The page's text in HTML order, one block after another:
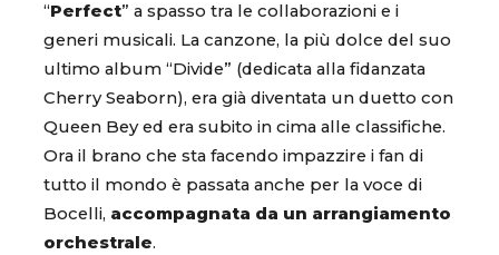
“Perfect” a spasso tra le collaborazioni e i
generi musicali. La canzone, la più dolce del suo
ultimo album “Divide” (dedicata alla fidanzata
Cherry Seaborn), era già diventata un duetto con
Queen Bey ed era subito in cima alle classifiche.
Ora il brano che sta facendo impazzire i fan di
tutto il mondo è passata anche per la voce di
Bocelli, accompagnata da un arrangiamento
orchestrale.